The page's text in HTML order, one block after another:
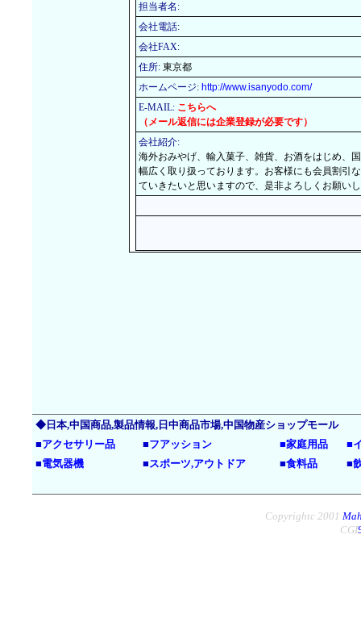
担当者名:
会社電話:
会社FAX:
住所: 東京都
ホームページ: http://www.isanyodo.com/
E-MAIL: こちらへ
（メール返信には企業登録が必要です）
会社紹介:
海外おみやげ、輸入菓子、雑貨、お酒をはじめ、
幅広く取り扱っております。お客様にも会員割引
ていきたいと思いますので、是非よろしくお願い
◆日本,中国商品,製品情報,日中商品市場,中国物産ショップモール
■アクセサリー品 ■フアッション ■家庭用品 ■
■電気器機 ■スポーツ,アウトドア ■食料品 ■
Copyrightc 2001
CGI